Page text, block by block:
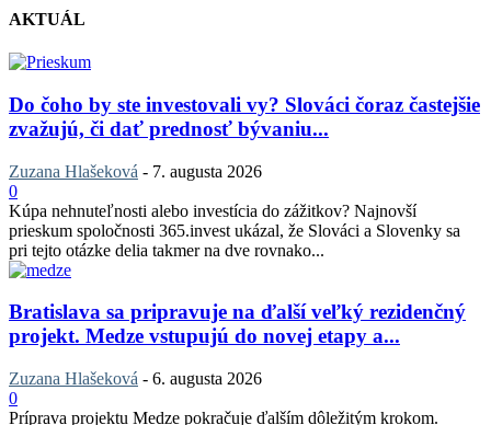
AKTUÁL
Do čoho by ste investovali vy? Slováci čoraz častejšie
zvažujú, či dať prednosť bývaniu...
Zuzana Hlašeková - 7. augusta 2026
0
Kúpa nehnuteľnosti alebo investícia do zážitkov? Najnovší
prieskum spoločnosti 365.invest ukázal, že Slováci a Slovenky sa
pri tejto otázke delia takmer na dve rovnako...
Bratislava sa pripravuje na ďalší veľký rezidenčný
projekt. Medze vstupujú do novej etapy a...
Zuzana Hlašeková - 6. augusta 2026
0
Príprava projektu Medze pokračuje ďalším dôležitým krokom.